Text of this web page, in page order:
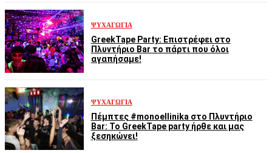
ΨΥΧΑΓΩΓΊΑ
GreekTape Party: Επιστρέφει στο
Πλυντήριο Bar το πάρτι που όλοι
αγαπήσαμε!
ΨΥΧΑΓΩΓΊΑ
Πέμπτες #monoellinika στο Πλυντήριο
Bar: Το GreekTape party ήρθε και μας
ξεσηκώνει!